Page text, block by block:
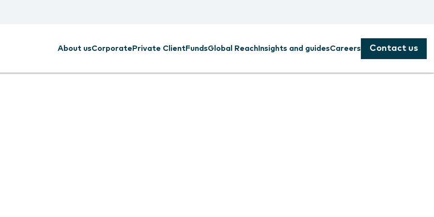
About usCorporate Private ClientFundsGlobal Reach Insights and guidesCareers Contact us